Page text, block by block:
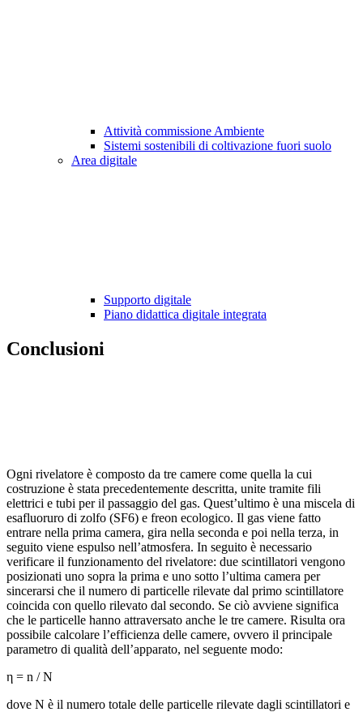
Attività commissione Ambiente
Sistemi sostenibili di coltivazione fuori suolo
Area digitale
Supporto digitale
Piano didattica digitale integrata
Conclusioni
Ogni rivelatore è composto da tre camere come quella la cui
costruzione è stata precedentemente descritta, unite tramite fili
elettrici e tubi per il passaggio del gas. Quest’ultimo è una miscela di
esafluoruro di zolfo (SF6) e freon ecologico. Il gas viene fatto
entrare nella prima camera, gira nella seconda e poi nella terza, in
seguito viene espulso nell’atmosfera. In seguito è necessario
verificare il funzionamento del rivelatore: due scintillatori vengono
posizionati uno sopra la prima e uno sotto l’ultima camera per
sincerarsi che il numero di particelle rilevate dal primo scintillatore
coincida con quello rilevato dal secondo. Se ciò avviene significa
che le particelle hanno attraversato anche le tre camere. Risulta ora
possibile calcolare l’efficienza delle camere, ovvero il principale
parametro di qualità dell’apparato, nel seguente modo:
η = n / N
dove N è il numero totale delle particelle rilevate dagli scintillatori e